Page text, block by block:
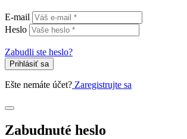
E-mail
Heslo
Zabudli ste heslo?
Prihlásiť sa
Ešte nemáte účet? Zaregistrujte sa
Zabudnuté heslo